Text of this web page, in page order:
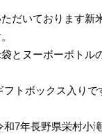
だいております新
とヌーボーボトル
フトボックス入り
和7年長野県栄村小